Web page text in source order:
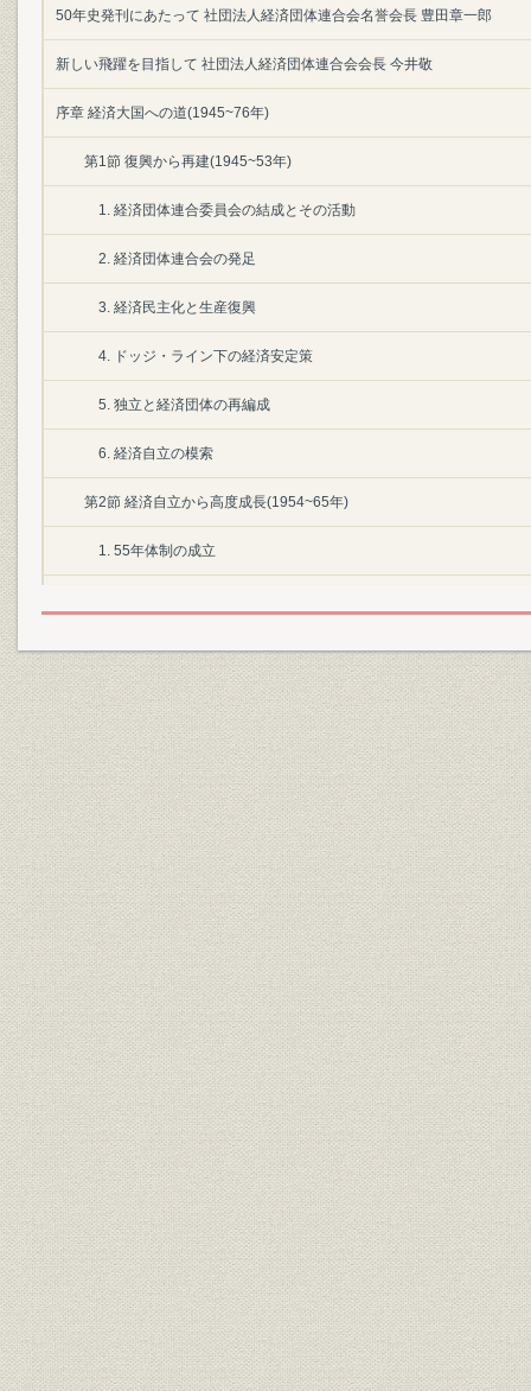
50年史発刊にあたって 社団法人経済団体連合会名誉会長 豊田章一郎
新しい飛躍を目指して 社団法人経済団体連合会会長 今井敬
序章 経済大国への道(1945~76年)
第1節 復興から再建(1945~53年)
1. 経済団体連合委員会の結成とその活動
2. 経済団体連合会の発足
3. 経済民主化と生産復興
4. ドッジ・ライン下の経済安定策
5. 独立と経済団体の再編成
6. 経済自立の模索
第2節 経済自立から高度成長(1954~65年)
1. 55年体制の成立
3. 産業資金供給の効率化・調整
4. 産業の合理化と産業基盤の整備
5. 独占禁止法改正問題と特振法
6. 貿易・為替の自由化と経済協力の推進
7. 商法改正と監査制度の整備
第3節 開放経済体制への移行(1966~76年)
1. 65年不況対策
2. 政策減税と資本市場整備
3. 大型合併と公害問題
4. 資本自由化の進展
5. ニクソン・ショックと通貨問題
6. 列島改造ブームと総需要抑制政策
7. エネルギー・資源問題と産業構造の転換
8. 企業批判と企業の社会的責任
第1章 安定成長への転換(1977~79年)
第1節 概観